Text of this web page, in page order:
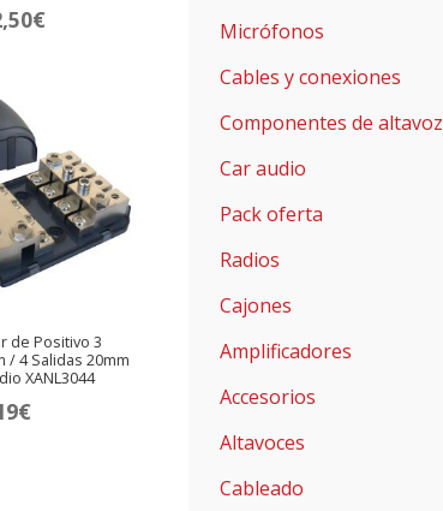
€
de Positivo 3
/ 4 Salidas 20mm
XANL3044
€
Micrófonos
Cables y conexiones
Componentes de altavoz
Car audio
Pack oferta
Radios
Cajones
Amplificadores
Accesorios
Altavoces
Cableado